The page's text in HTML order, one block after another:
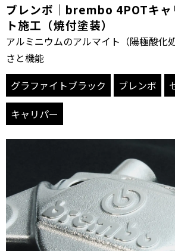
ブレンボ｜brembo 4POTキャ
ト施工（焼付塗装）
アルミニウムのアルマイト（陽極酸化
さと機能
グラファイトブラック
ブレンボ
キャリパー